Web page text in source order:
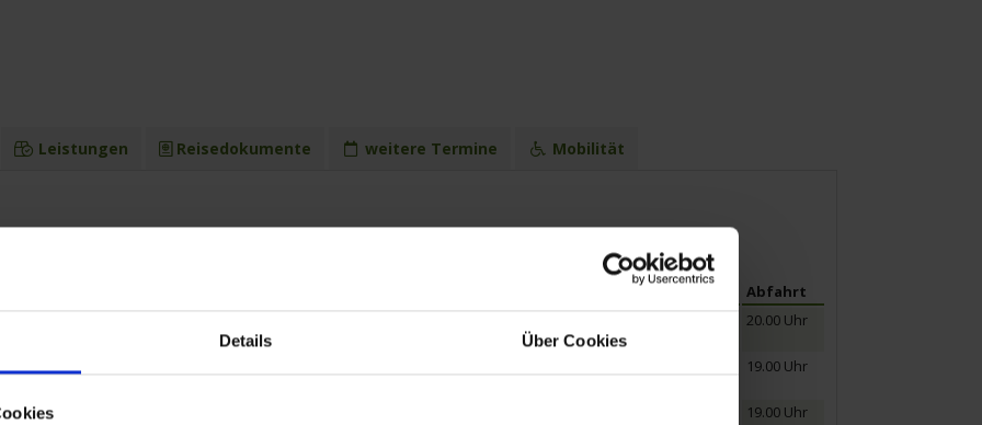
Details Über Cookies
Leistungen Reisedokumente weitere Termine Mobilität
bis zum 09.05.2026
Abfahrt
bis 18:00 Uhr.
20.00 Uhr
19.00 Uhr
19.00 Uhr